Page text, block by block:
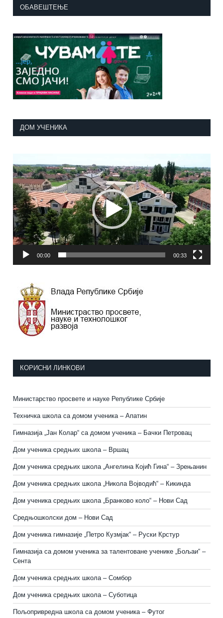
ОБАВЕШТЕЊЕ
ДОМ УЧЕНИКА
видео
записа
00:00 00:33
КОРИСНИ ЛИНКОВИ
Министарство просвете и науке Републике Србије
Техничка школа са домом ученика – Апатин
Гимназија „Јан Колар“ са домом ученика – Бачки Петровац
Дом ученика средњих школа – Вршац
Дом ученика средњих школа „Ангелина Којић Гина“ – Зрењанин
Дом ученика средњих школа „Никола Војводић“ – Кикинда
Дом ученика средњих школа „Бранково коло“ – Нови Сад
Средњошколски дом – Нови Сад
Дом ученика гимназије „Петро Кузмјак“ – Руски Крстур
Гимназија са домом ученика за талентоване ученике „Бољаи“ –
Сента
Дом ученика средњих школа – Сомбор
Дом ученика средњих школа – Суботица
Пољопривредна школа са домом ученика– Футог